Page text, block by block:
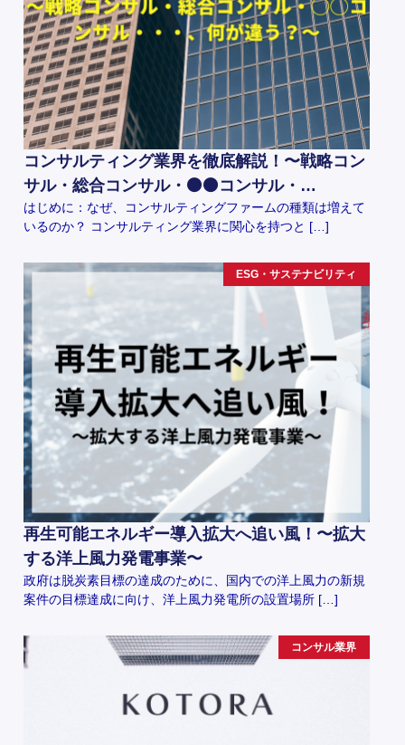
コンサルティング業界を徹底解説！〜戦略コン
サル・総合コンサル・⚫️⚫️コンサル・…
はじめに：なぜ、コンサルティングファームの種類は増えて
いるのか？ コンサルティング業界に関心を持つと […]
ESG・サステナビリティ
再生可能エネルギー導入拡大へ追い風！〜拡大
する洋上風力発電事業〜
政府は脱炭素目標の達成のために、国内での洋上風力の新規
案件の目標達成に向け、洋上風力発電所の設置場所 […]
コンサル業界